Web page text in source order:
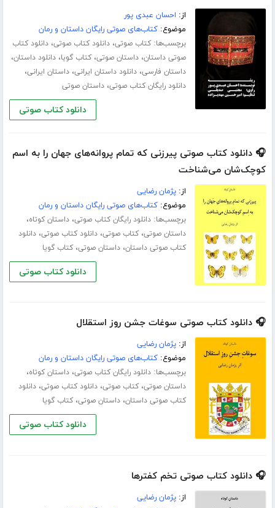
از: احسان عبدی پور
موضوع:کتاب‌های صوتی رایگان داستان و رمان
برچسب‌ها:کتاب صوتی،دانلود کتاب صوتی،دانلود کتاب
صوتی داستان،داستان صوتی،کتاب گویا،دانلود داستان،
داستان فارسی،دانلود داستان ایرانی،داستان ایرانی،
دانلود رایگان کتاب صوتی،داستان صوتی
دانلود کتاب صوتی
🎧 دانلود کتاب صوتی پیرزنی که تمام پروانه‌های جهان را به اسم
کوچک‌شان می‌شناخت
از:پژمان رضایی
موضوع:کتاب‌های صوتی رایگان داستان و رمان
برچسب‌ها:دانلود رایگان کتاب صوتی،داستان کوتاه،
داستان صوتی،کتاب صوتی،دانلود کتاب صوتی،دانلود
کتاب صوتی داستان،داستان صوتی،کتاب گویا
دانلود کتاب صوتی
🎧 دانلود کتاب صوتی سوغات جشن روز استقلال
از:پژمان رضایی
موضوع:کتاب‌های صوتی رایگان داستان و رمان
برچسب‌ها:دانلود رایگان کتاب صوتی،داستان کوتاه،
داستان صوتی،کتاب صوتی،دانلود کتاب صوتی،دانلود
کتاب صوتی داستان،داستان صوتی،کتاب گویا
دانلود کتاب صوتی
🎧 دانلود کتاب صوتی تخم کفترها
از:پژمان رضایی